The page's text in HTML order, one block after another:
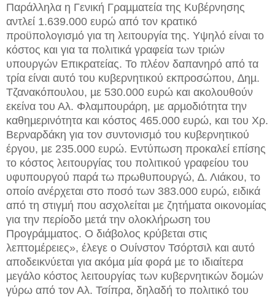
Παράλληλα η Γενική Γραµµατεία της Κυβέρνησης
αντλεί 1.639.000 ευρώ από τον κρατικό
προϋπολογισµό για τη λειτουργία της. Υψηλό είναι το
κόστος και για τα πολιτικά γραφεία των τριών
υπουργών Επικρατείας. Το πλέον δαπανηρό από τα
τρία είναι αυτό του κυβερνητικού εκπροσώπου, ∆ηµ.
Τζανακόπουλου, µε 530.000 ευρώ και ακολουθούν
εκείνα του Αλ. Φλαµπουράρη, µε αρµοδιότητα την
καθηµερινότητα και κόστος 465.000 ευρώ, και του Χρ.
Βερναρδάκη για τον συντονισµό του κυβερνητικού
έργου, µε 235.000 ευρώ. Εντύπωση προκαλεί επίσης
το κόστος λειτουργίας του πολιτικού γραφείου του
υφυπουργού παρά τω πρωθυπουργώ, ∆. Λιάκου, το
οποίο ανέρχεται στο ποσό των 383.000 ευρώ, ειδικά
από τη στιγµή που ασχολείται µε ζητήµατα οικονοµίας
για την περίοδο µετά την ολοκλήρωση του
Προγράµµατος. Ο διάβολος κρύβεται στις
λεπτοµέρειες», έλεγε ο Ουίνστον Τσόρτσιλ και αυτό
αποδεικνύεται για ακόµα µία φορά µε το ιδιαίτερα
µεγάλο κόστος λειτουργίας των κυβερνητικών δοµών
γύρω από τον Αλ. Τσίπρα, δηλαδή το πολιτικό του